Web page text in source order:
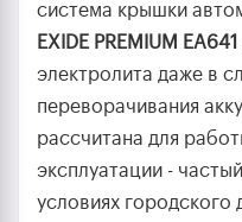
система крышки
EXIDE PREMIUM EA641
электролита даже в
переворачивания
рассчитана для
эксплуатации -
условиях городского